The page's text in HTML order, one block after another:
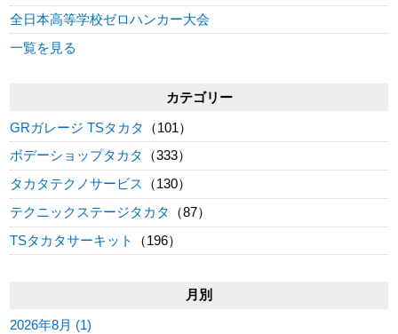
全日本高等学校ゼロハンカー大会
一覧を見る
カテゴリー
GRガレージ TSタカタ
（101）
ボデーショップタカタ
（333）
タカタテクノサービス
（130）
テクニックステージタカタ
（87）
TSタカタサーキット
（196）
月別
2026年8月 (1)